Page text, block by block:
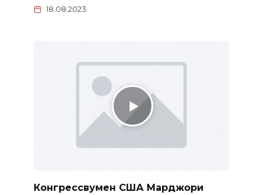
18.08.2023
Конгрессвумен США Марджори